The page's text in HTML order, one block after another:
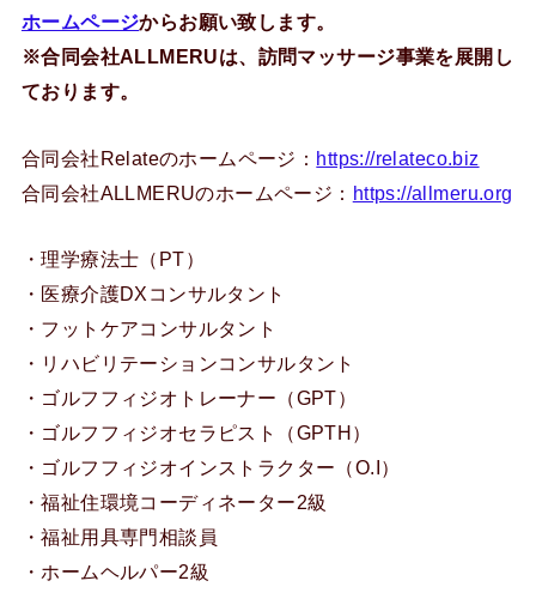
ホームページからお願い致します。
※合同会社ALLMERUは、訪問マッサージ事業を展開し
ております。
合同会社Relateのホームページ： https://relateco.biz
合同会社ALLMERUのホームページ： https://allmeru.org
・理学療法士（PT）
・医療介護DXコンサルタント
・フットケアコンサルタント
・リハビリテーションコンサルタント
・ゴルフフィジオトレーナー（GPT）
・ゴルフフィジオセラピスト（GPTH）
・ゴルフフィジオインストラクター（O.I）
・福祉住環境コーディネーター2級
・福祉用具専門相談員
・ホームヘルパー2級